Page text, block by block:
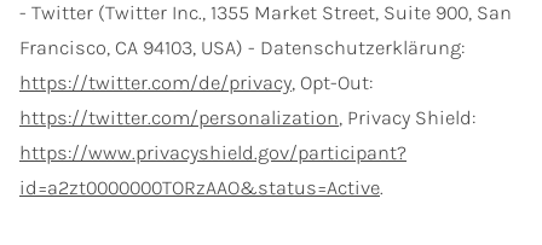
- Twitter (Twitter Inc., 1355 Market Street, Suite 900, San
Francisco, CA 94103, USA) - Datenschutzerklärung:
https://twitter.com/de/privacy, Opt-Out:
https://twitter.com/personalization, Privacy Shield:
https://www.privacyshield.gov/participant?
id=a2zt0000000TORzAAO&status=Active.